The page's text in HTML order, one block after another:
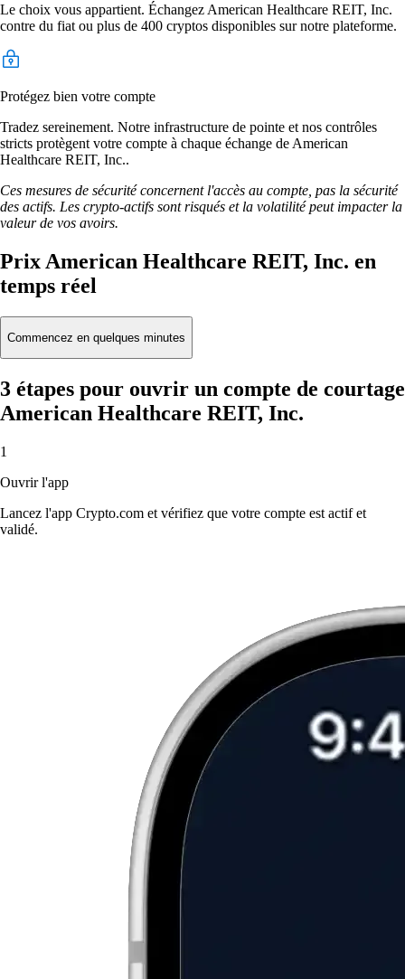
Le choix vous appartient. Échangez American Healthcare REIT, Inc.
contre du fiat ou plus de 400 cryptos disponibles sur notre plateforme.
Protégez bien votre compte
Tradez sereinement. Notre infrastructure de pointe et nos contrôles
stricts protègent votre compte à chaque échange de American
Healthcare REIT, Inc..
Ces mesures de sécurité concernent l'accès au compte, pas la sécurité
des actifs. Les crypto-actifs sont risqués et la volatilité peut impacter la
valeur de vos avoirs.
Prix American Healthcare REIT, Inc. en
temps réel
Commencez en quelques minutes
3 étapes pour ouvrir un compte de courtage
American Healthcare REIT, Inc.
1
Ouvrir l'app
Lancez l'app Crypto.com et vérifiez que votre compte est actif et
validé.